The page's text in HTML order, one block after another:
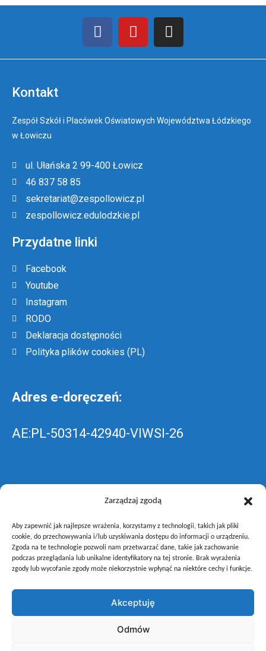
Zarządzaj zgodą
Aby zapewnić jak najlepsze wrażenia, korzystamy z technologii, takich jak pliki
cookie, do przechowywania i/lub uzyskiwania dostępu do informacji o urządzeniu.
Zgoda na te technologie pozwoli nam przetwarzać dane, takie jak zachowanie
podczas przeglądania lub unikalne identyfikatory na tej stronie. Brak wyrażenia
zgody lub wycofanie zgody może niekorzystnie wpłynąć na niektóre cechy i funkcje.
Akceptuję
Odmów
Kontakt
Zespół Szkół i Placówek Oświatowych Województwa Łódzkiego
w Łowiczu
ul. Ułańska 2 99-400 Łowicz
46 837 58 85
sekretariat@zespollowicz.pl
zespollowicz.edulodzkie.pl
Przydatne linki
Facebook
Youtube
Instagram
RODO
Deklaracja dostępności
Polityka plików cookies (PL)
Adres e-doręczeń:
AE:PL-50314-42940-VIWSI-26
Skrzynka EPUAP: ZespolLowicz
wyślij pismo ogólne do szkoły –poprzez
gov.pl
Copyright © Zespół Szkół i Placówek Oświatowych Województwa